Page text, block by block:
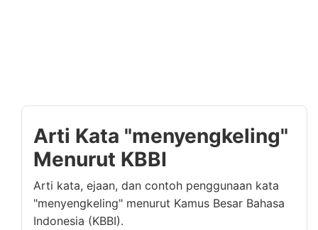
Arti Kata "menyengkeling"
Menurut KBBI
Arti kata, ejaan, dan contoh penggunaan kata
"menyengkeling" menurut Kamus Besar Bahasa
Indonesia (KBBI).